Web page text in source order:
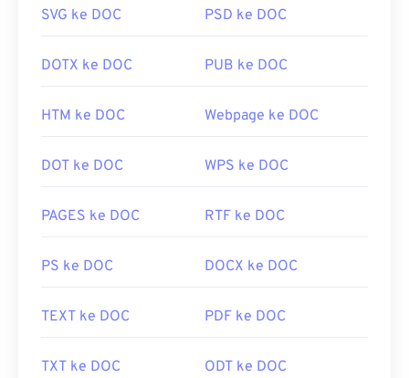
SVG ke DOC PSD ke DOC
DOTX ke DOC PUB ke DOC
HTM ke DOC Webpage ke DOC
DOT ke DOC WPS ke DOC
PAGES ke DOC RTF ke DOC
PS ke DOC DOCX ke DOC
TEXT ke DOC PDF ke DOC
TXT ke DOC ODT ke DOC